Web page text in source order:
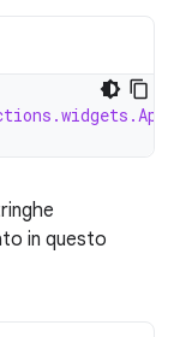
in questo